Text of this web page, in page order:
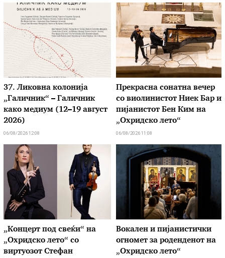
37. Ликовна колонија
„Галичник“ – Галичник
како медиум (12–19 август
2026)
06/08/2026 12:08
Прекрасна сонатна вечер
со виолинистот Ниек Бар и
пијанистот Бен Ким на
„Охридско лето“
06/08/2026 11:08
„Концерт под свеќи“ на
„Охридско лето“ со
виртуозот Стефан
Вокален и пијанистички
огномет за роденденот на
„Охридско лето“